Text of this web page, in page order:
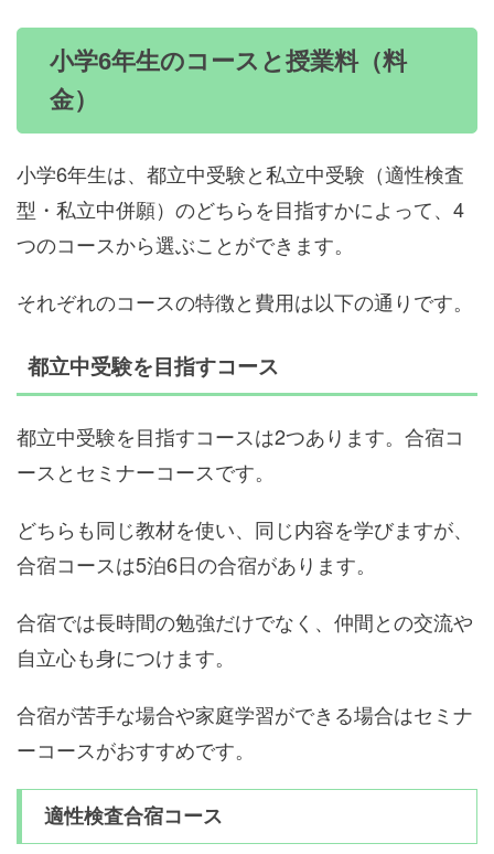
小学6年生のコースと授業料（料
金）
小学6年生は、都立中受験と私立中受験（適性検査
型・私立中併願）のどちらを目指すかによって、4
つのコースから選ぶことができます。
それぞれのコースの特徴と費用は以下の通りです。
都立中受験を目指すコース
都立中受験を目指すコースは2つあります。合宿コ
ースとセミナーコースです。
どちらも同じ教材を使い、同じ内容を学びますが、
合宿コースは5泊6日の合宿があります。
合宿では長時間の勉強だけでなく、仲間との交流や
自立心も身につけます。
合宿が苦手な場合や家庭学習ができる場合はセミナ
ーコースがおすすめです。
適性検査合宿コース